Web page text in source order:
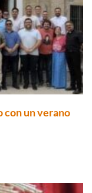
con un verano